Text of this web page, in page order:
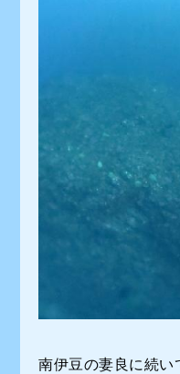
南伊豆の妻良に続い